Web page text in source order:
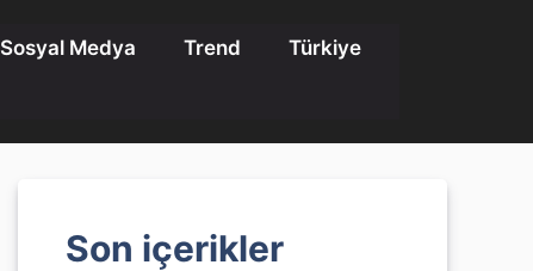
Sosyal Medya Trend Türkiye
Son içerikler